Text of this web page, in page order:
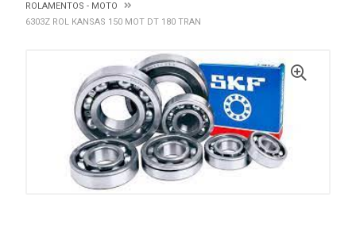
ROLAMENTOS - MOTO
6303Z ROL KANSAS 150 MOT DT 180 TRAN